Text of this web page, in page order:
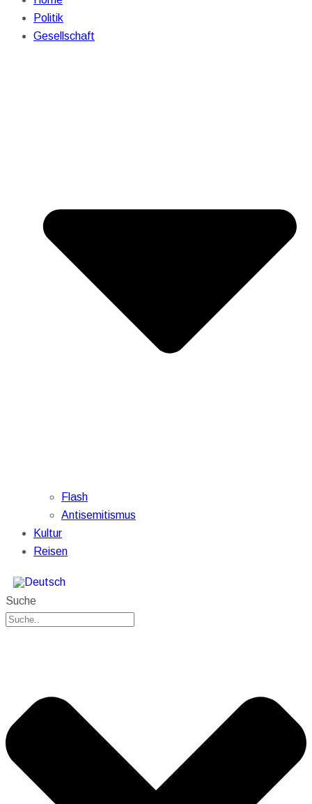
Politik
Gesellschaft
Flash
Antisemitismus
Kultur
Reisen
Suche